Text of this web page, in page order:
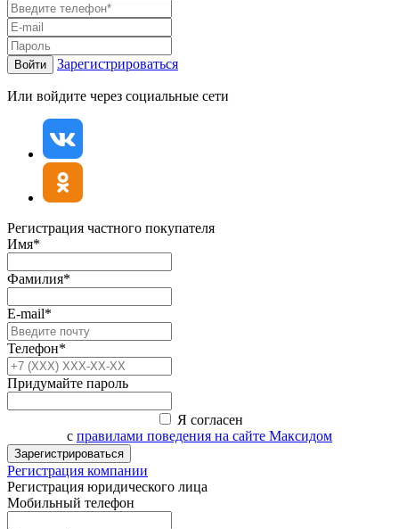
Войти Зарегистрироваться
Или войдите через социальные сети
Регистрация частного покупателя
Имя*
Фамилия*
E-mail*
Телефон*
Придумайте пароль
Я согласен
с правилами поведения на сайте Максидом
Зарегистрироваться
Регистрация компании
Регистрация юридического лица
Мобильный телефон